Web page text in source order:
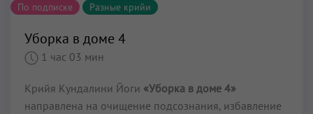
По подписке Разные крийи
Уборка в доме 4
1 час 03 мин
Крийя Кундалини Йоги «Уборка в доме 4»
направлена на очищение подсознания, избавление